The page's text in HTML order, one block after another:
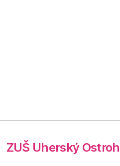
ZUŠ Uherský Ostroh